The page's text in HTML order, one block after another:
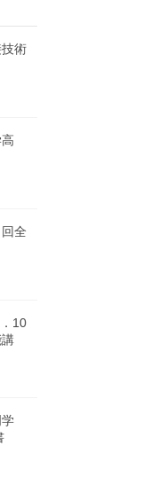
技術
全
10
学